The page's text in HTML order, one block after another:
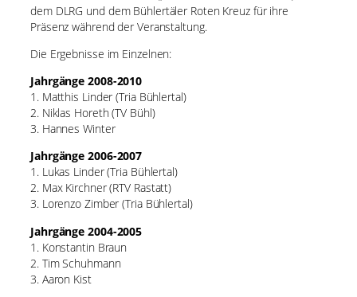
dem DLRG und dem Bühlertäler Roten Kreuz für ihre
Präsenz während der Veranstaltung.
Die Ergebnisse im Einzelnen:
Jahrgänge 2008-2010
1. Matthis Linder (Tria Bühlertal)
2. Niklas Horeth (TV Bühl)
3. Hannes Winter
Jahrgänge 2006-2007
1. Lukas Linder (Tria Bühlertal)
2. Max Kirchner (RTV Rastatt)
3. Lorenzo Zimber (Tria Bühlertal)
Jahrgänge 2004-2005
1. Konstantin Braun
2. Tim Schuhmann
3. Aaron Kist